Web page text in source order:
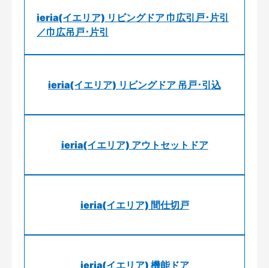
ieria(イエリア) リビングドア 巾広引戸･片引
／巾広吊戸･片引
ieria(イエリア) リビングドア 吊戸･引込
ieria(イエリア) アウトセットドア
ieria(イエリア) 間仕切戸
ieria(イエリア) 機能ドア